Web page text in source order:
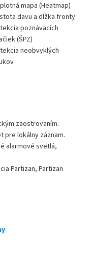
mapa (Heatmap)
davu a dĺžka fronty
poznávacích
(ŠPZ)
neobvyklých
zaostrovaním.
pre lokálny záznam.
alarmové svetlá,
Partizan, Partizan